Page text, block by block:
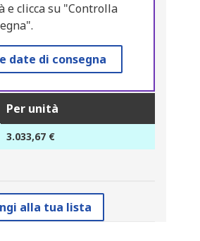
e clicca su "Controlla
date di consegna
Per unità
3.033,67 €
alla tua lista